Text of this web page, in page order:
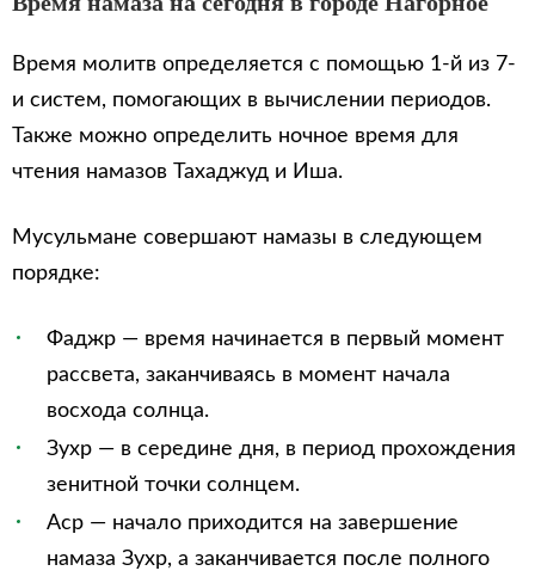
Время молитв определяется с помощью 1-й из 7-
и систем, помогающих в вычислении периодов.
Также можно определить ночное время для
чтения намазов Тахаджуд и Иша.
Мусульмане совершают намазы в следующем
порядке:
Фаджр — время начинается в первый момент
рассвета, заканчиваясь в момент начала
восхода солнца.
Зухр — в середине дня, в период прохождения
зенитной точки солнцем.
Аср — начало приходится на завершение
намаза Зухр, а заканчивается после полного